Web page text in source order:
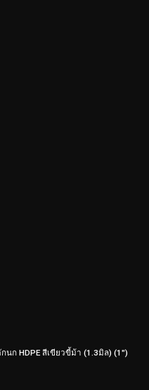
ก HDPE สีเขียวขี้ม้า (1.3มิล) (1")